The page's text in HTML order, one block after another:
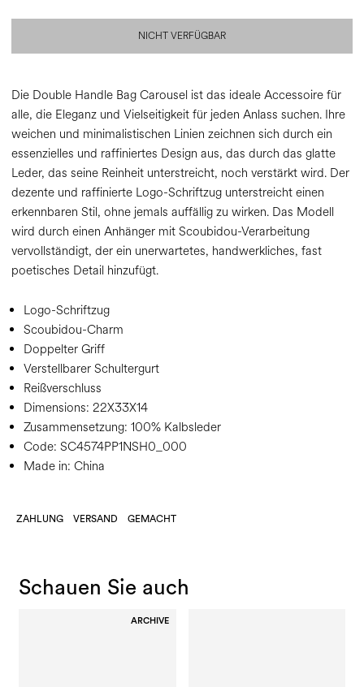
NICHT VERFÜGBAR
Die Double Handle Bag Carousel ist das ideale Accessoire für
alle, die Eleganz und Vielseitigkeit für jeden Anlass suchen. Ihre
weichen und minimalistischen Linien zeichnen sich durch ein
essenzielles und raffiniertes Design aus, das durch das glatte
Leder, das seine Reinheit unterstreicht, noch verstärkt wird. Der
dezente und raffinierte Logo-Schriftzug unterstreicht einen
erkennbaren Stil, ohne jemals auffällig zu wirken. Das Modell
wird durch einen Anhänger mit Scoubidou-Verarbeitung
vervollständigt, der ein unerwartetes, handwerkliches, fast
poetisches Detail hinzufügt.
Logo-Schriftzug
Scoubidou-Charm
Doppelter Griff
Verstellbarer Schultergurt
Reißverschluss
Dimensions: 22X33X14
Zusammensetzung: 100% Kalbsleder
Code: SC4574PP1NSH0_000
Made in: China
ZAHLUNG VERSAND GEMACHT
Schauen Sie auch
ARCHIVE